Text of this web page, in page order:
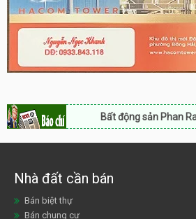
Bất động sản Phan Rang:
Nhà đất cần bán
Bán biệt thự
Bán chung cư